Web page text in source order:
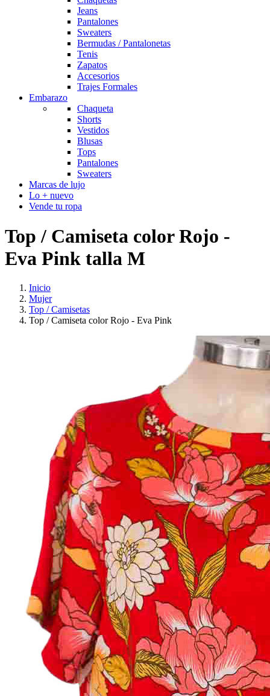
Jeans
Pantalones
Sweaters
Bermudas / Pantalonetas
Tenis
Zapatos
Accesorios
Trajes Formales
Embarazo
Chaqueta
Shorts
Vestidos
Blusas
Tops
Pantalones
Sweaters
Marcas de lujo
Lo + nuevo
Vende tu ropa
Top / Camiseta color Rojo -
Eva Pink talla M
Inicio
Mujer
Top / Camisetas
Top / Camiseta color Rojo - Eva Pink